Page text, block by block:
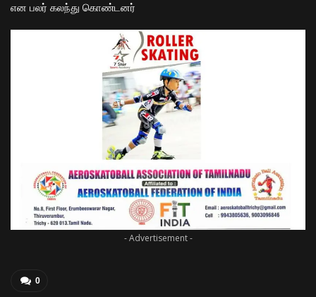
என பலர் கலந்து கொண்டனர்
- Advertisement -
0